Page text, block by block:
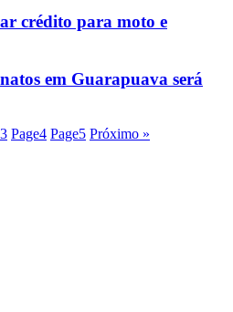
crédito para moto e
em Guarapuava será
3 Page4 Page5 Próximo »